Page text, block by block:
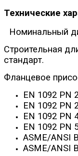
Технические
Номинальный
Строительная
стандарт.
Фланцевое
EN 1092 PN
EN 1092 PN
EN 1092 PN
EN 1092 PN
ASME/ANSI
ASME/ANSI